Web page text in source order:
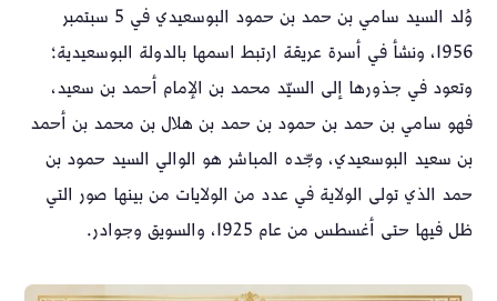
وُلد السيد سامي بن حمد بن حمود البوسعيدي في 5 سبتمبر
1956، ونشأ في أسرة عريقة ارتبط اسمها بالدولة البوسعيدية؛
وتعود في جذورها إلى السيّد محمد بن الإمام أحمد بن سعيد،
فهو سامي بن حمد بن حمود بن حمد بن هلال بن محمد بن أحمد
بن سعيد البوسعيدي، وجّده المباشر هو الوالي السيد حمود بن
حمد الذي تولى الولاية في عدد من الولايات من بينها صور التي
ظل فيها حتى أغسطس من عام 1925، والسويق وجوادر.